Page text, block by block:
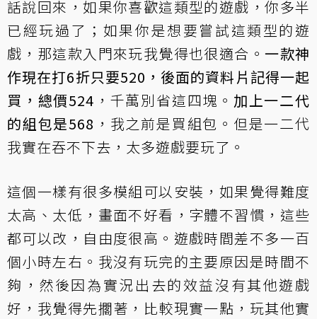
話說回來，如果你喜歡這類型的遊戲，你多半
已經玩過了；如果你是想要嘗試這類型的遊
戲，那這款入門來玩我覺得也很適合。一款神
作現在打6折只要520，後面的資料片記得一起
買，總價524 ，千萬別省這四塊。 加上一二代
的組包是568 ，我之前是買組包。但是一二代
我實在吞不下去，太多遊戲要玩了。
這個一樣有很多模組可以安裝，如果覺得難度
太高、太低，畫面不好看，字體不習慣，這些
都可以改，自由度很高。遊戲時間差不多一百
個小時左右。我沒有玩完的主要原因是時間不
夠，然後因為實況出去的效益沒有其他遊戲
好，我覺得先擱著，比較現實一點，玩其他實